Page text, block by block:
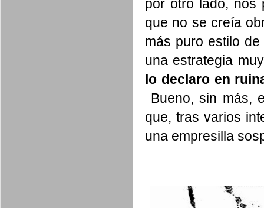
por otro lado, nos
que no se creía
más puro estilo
una estrategia
lo declaro en
Bueno, sin más,
que, tras varios
una empresilla